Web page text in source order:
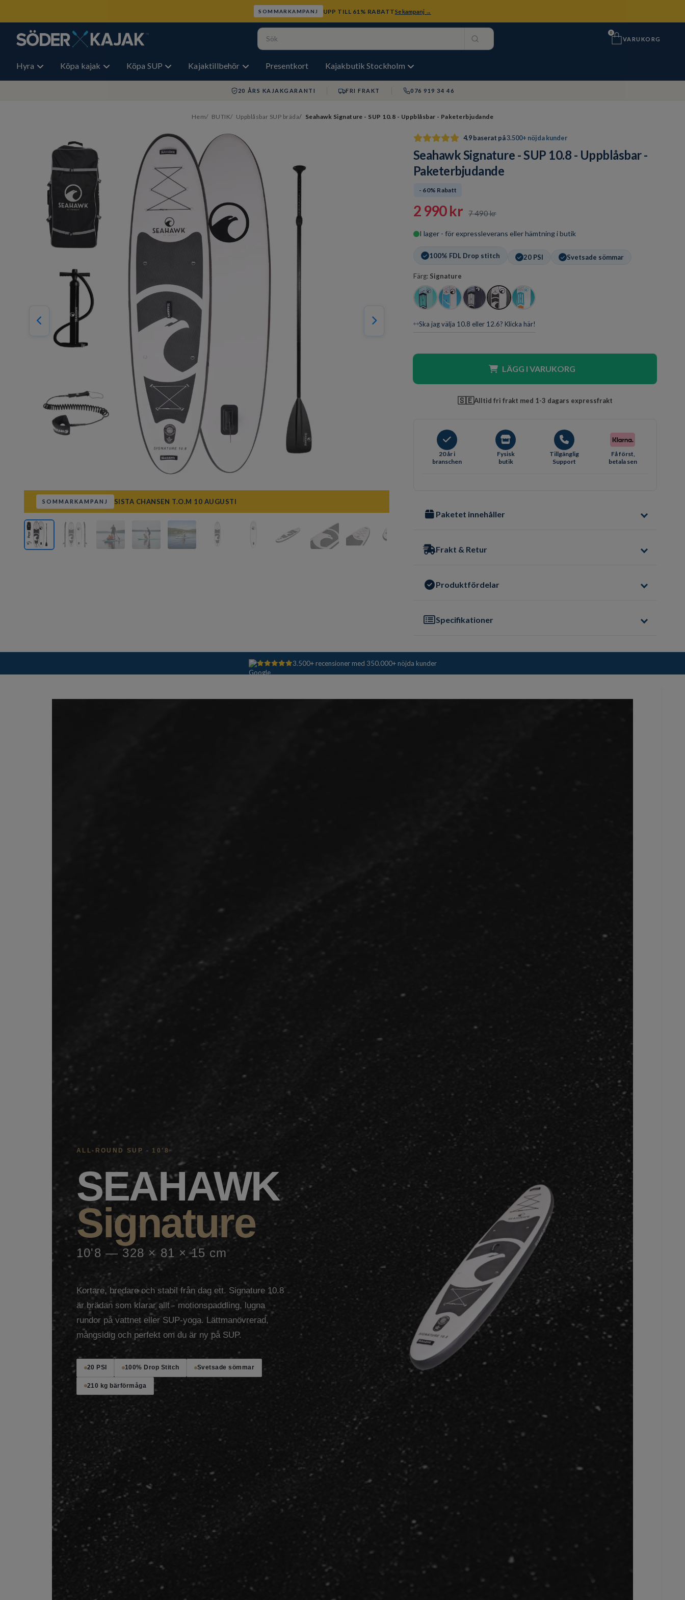
SOMMARKAMPANJ UPP TILL 61% RABATTSe kampanj →
0
VARUKORG
Hyra Köpa kajak Köpa SUP Kajaktillbehör Presentkort Kajakbutik Stockholm
20 ÅRS KAJAKGARANTI FRI FRAKT 076 919 34 46
Hem BUTIK Uppblåsbar SUP bräda Seahawk Signature - SUP 10.8 - Uppblåsbar - Paketerbjudande
SOMMARKAMPANJ SISTA CHANSEN T.O.M 10 AUGUSTI
4.9 baserat på3.500+ nöjda kunder
Seahawk Signature - SUP 10.8 - Uppblåsbar -
Paketerbjudande
- 60% Rabatt
2 990 kr 7 490 kr
I lager - för expressleverans eller hämtning i butik
100% FDL Drop stitch 20 PSI Svetsade sömmar
Färg: Signature
Ska jag välja 10.8 eller 12.6? Klicka här!
LÄGG I VARUKORG
🇸🇪Alltid fri frakt med 1-3 dagars expressfrakt
20 år i
branschen
Fysisk
butik
Tillgänglig
Support
Få först,
betala sen
Paketet innehåller
Frakt & Retur
Produktfördelar
Specifikationer
3.500+ recensioner med 350.000+ nöjda kunder
ALL-ROUND SUP - 10'8
SEAHAWK
Signature
10'8 — 328 × 81 × 15 cm
Kortare, bredare och stabil från dag ett. Signature 10.8
är brädan som klarar allt - motionspaddling, lugna
rundor på vattnet eller SUP-yoga. Lättmanövrerad,
mångsidig och perfekt om du är ny på SUP.
20 PSI 100% Drop Stitch Svetsade sömmar
210 kg bärförmåga